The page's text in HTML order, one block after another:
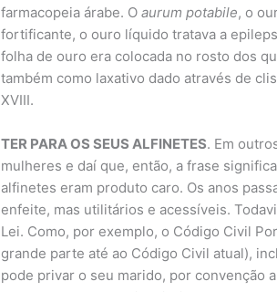
farmacopeia árabe. Oaurum potabile, o
fortificante, o ouro líquido tratava a
folha de ouro era colocada no rosto dos
também como laxativo dado através de
XVIII.
TER PARA OS SEUS ALFINETES. Em
mulheres e daí que, então, a frase
alfinetes eram produto caro. Os anos
enfeite, mas utilitários e acessíveis.
Lei. Como, por exemplo, o Código Civil
grande parte até ao Código Civil atual),
pode privar o seu marido, por convenção